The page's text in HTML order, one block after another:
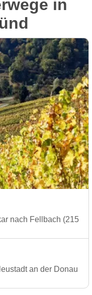
in
nach Fellbach (215
an der Donau